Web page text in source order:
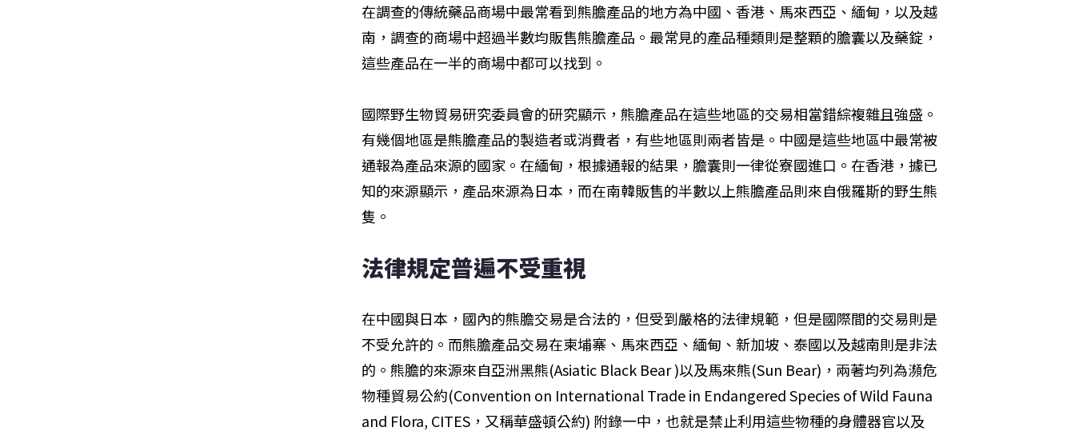
在調查的傳統藥品商場中最常看到熊膽產品的地方為中國、香港、馬來西亞、緬甸，以及越
南，調查的商場中超過半數均販售熊膽產品。最常見的產品種類則是整顆的膽囊以及藥錠，
這些產品在一半的商場中都可以找到。
國際野生物貿易研究委員會的研究顯示，熊膽產品在這些地區的交易相當錯綜複雜且強盛。
有幾個地區是熊膽產品的製造者或消費者，有些地區則兩者皆是。中國是這些地區中最常被
通報為產品來源的國家。在緬甸，根據通報的結果，膽囊則一律從寮國進口。在香港，據已
知的來源顯示，產品來源為日本，而在南韓販售的半數以上熊膽產品則來自俄羅斯的野生熊
隻。
法律規定普遍不受重視
在中國與日本，國內的熊膽交易是合法的，但受到嚴格的法律規範，但是國際間的交易則是
不受允許的。而熊膽產品交易在柬埔寨、馬來西亞、緬甸、新加坡、泰國以及越南則是非法
的。熊膽的來源來自亞洲黑熊(Asiatic Black Bear )以及馬來熊(Sun Bear)，兩著均列為瀕危
物種貿易公約(Convention on International Trade in Endangered Species of Wild Fauna
and Flora, CITES，又稱華盛頓公約) 附錄一中，也就是禁止利用這些物種的身體器官以及